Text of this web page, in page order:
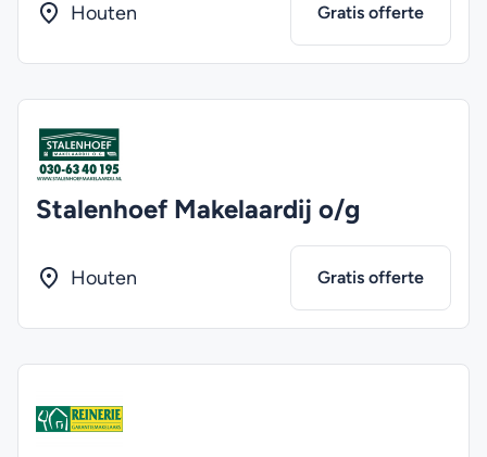
Houten Gratis offerte
Stalenhoef Makelaardij o/g
Houten Gratis offerte